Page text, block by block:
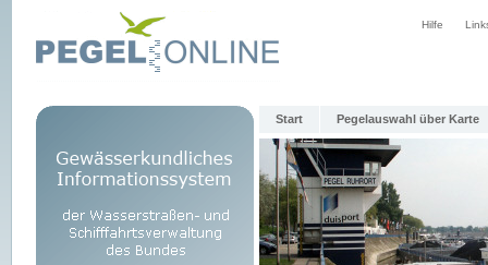
Hilfe
Start Pegelauswahl über Karte